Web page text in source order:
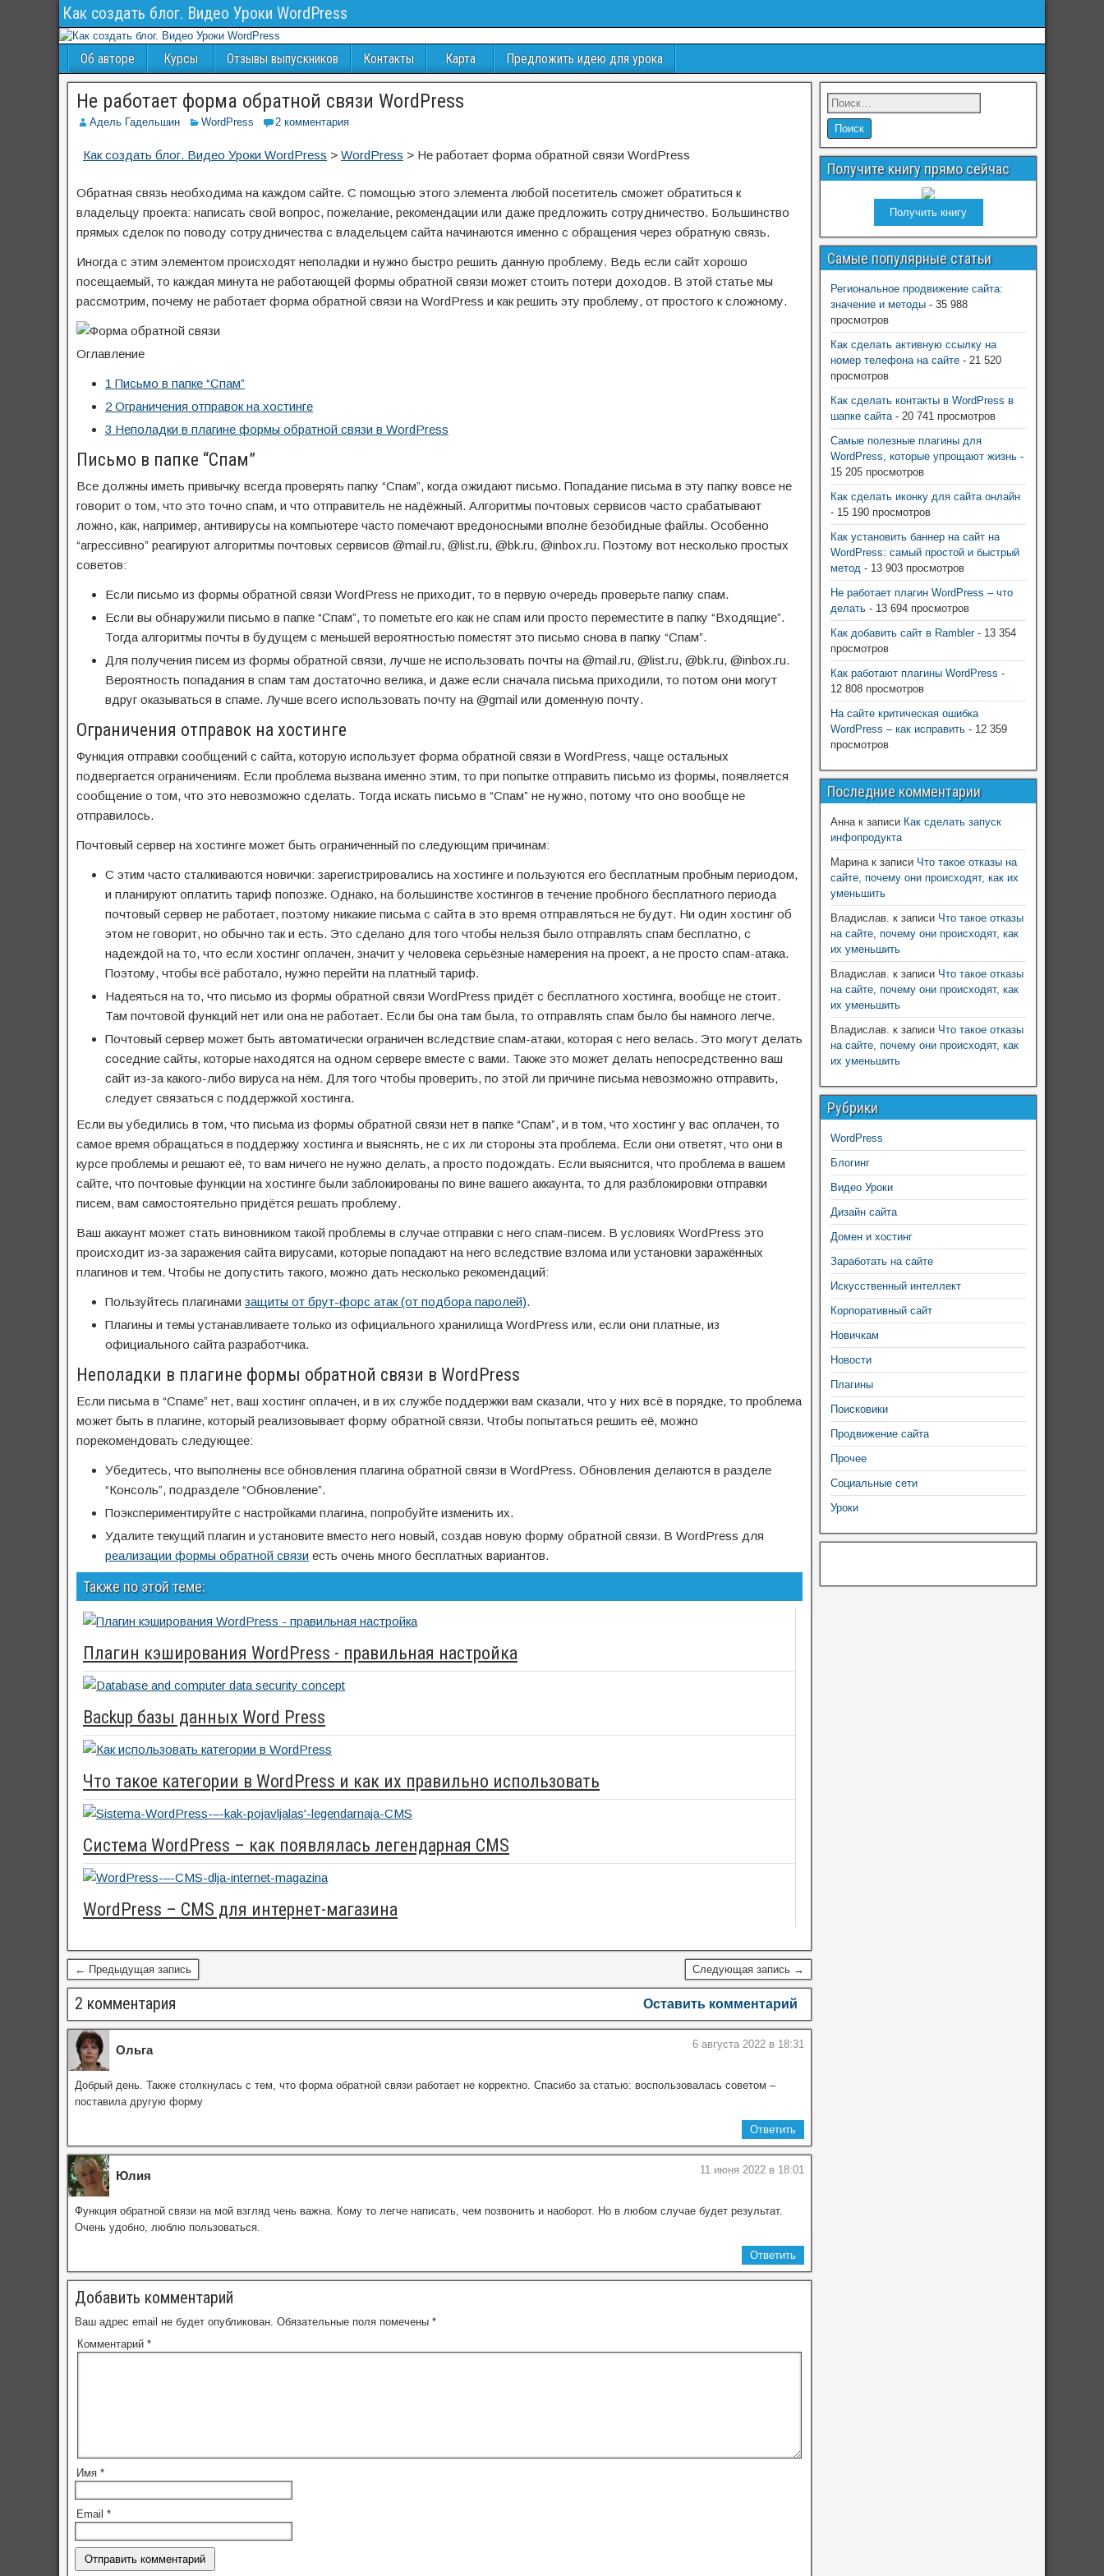
Как создать блог. Видео Уроки WordPress
Об авторе Курсы Отзывы выпускников Контакты Карта Предложить идею для урока
Не работает форма обратной связи WordPress
Адель Гадельшин WordPress 2 комментария
Как создать блог. Видео Уроки WordPress > WordPress > Не работает форма обратной связи WordPress
Обратная связь необходима на каждом сайте. С помощью этого элемента любой посетитель сможет обратиться к
владельцу проекта: написать свой вопрос, пожелание, рекомендации или даже предложить сотрудничество. Большинство
прямых сделок по поводу сотрудничества с владельцем сайта начинаются именно с обращения через обратную связь.
Иногда с этим элементом происходят неполадки и нужно быстро решить данную проблему. Ведь если сайт хорошо
посещаемый, то каждая минута не работающей формы обратной связи может стоить потери доходов. В этой статье мы
рассмотрим, почему не работает форма обратной связи на WordPress и как решить эту проблему, от простого к сложному.
Оглавление
1 Письмо в папке “Спам”
2 Ограничения отправок на хостинге
3 Неполадки в плагине формы обратной связи в WordPress
Письмо в папке “Спам”
Все должны иметь привычку всегда проверять папку “Спам”, когда ожидают письмо. Попадание письма в эту папку вовсе не
говорит о том, что это точно спам, и что отправитель не надёжный. Алгоритмы почтовых сервисов часто срабатывают
ложно, как, например, антивирусы на компьютере часто помечают вредоносными вполне безобидные файлы. Особенно
“агрессивно” реагируют алгоритмы почтовых сервисов @mail.ru, @list.ru, @bk.ru, @inbox.ru. Поэтому вот несколько простых
советов:
Если письмо из формы обратной связи WordPress не приходит, то в первую очередь проверьте папку спам.
Если вы обнаружили письмо в папке “Спам”, то пометьте его как не спам или просто переместите в папку “Входящие”.
Тогда алгоритмы почты в будущем с меньшей вероятностью поместят это письмо снова в папку “Спам”.
Для получения писем из формы обратной связи, лучше не использовать почты на @mail.ru, @list.ru, @bk.ru, @inbox.ru.
Вероятность попадания в спам там достаточно велика, и даже если сначала письма приходили, то потом они могут
вдруг оказываться в спаме. Лучше всего использовать почту на @gmail или доменную почту.
Ограничения отправок на хостинге
Функция отправки сообщений с сайта, которую использует форма обратной связи в WordPress, чаще остальных
подвергается ограничениям. Если проблема вызвана именно этим, то при попытке отправить письмо из формы, появляется
сообщение о том, что это невозможно сделать. Тогда искать письмо в “Спам” не нужно, потому что оно вообще не
отправилось.
Почтовый сервер на хостинге может быть ограниченный по следующим причинам:
С этим часто сталкиваются новички: зарегистрировались на хостинге и пользуются его бесплатным пробным периодом,
и планируют оплатить тариф попозже. Однако, на большинстве хостингов в течение пробного бесплатного периода
почтовый сервер не работает, поэтому никакие письма с сайта в это время отправляться не будут. Ни один хостинг об
этом не говорит, но обычно так и есть. Это сделано для того чтобы нельзя было отправлять спам бесплатно, с
надеждой на то, что если хостинг оплачен, значит у человека серьёзные намерения на проект, а не просто спам-атака.
Поэтому, чтобы всё работало, нужно перейти на платный тариф.
Надеяться на то, что письмо из формы обратной связи WordPress придёт с бесплатного хостинга, вообще не стоит.
Там почтовой функций нет или она не работает. Если бы она там была, то отправлять спам было бы намного легче.
Почтовый сервер может быть автоматически ограничен вследствие спам-атаки, которая с него велась. Это могут делать
соседние сайты, которые находятся на одном сервере вместе с вами. Также это может делать непосредственно ваш
сайт из-за какого-либо вируса на нём. Для того чтобы проверить, по этой ли причине письма невозможно отправить,
следует связаться с поддержкой хостинга.
Если вы убедились в том, что письма из формы обратной связи нет в папке “Спам”, и в том, что хостинг у вас оплачен, то
самое время обращаться в поддержку хостинга и выяснять, не с их ли стороны эта проблема. Если они ответят, что они в
курсе проблемы и решают её, то вам ничего не нужно делать, а просто подождать. Если выяснится, что проблема в вашем
сайте, что почтовые функции на хостинге были заблокированы по вине вашего аккаунта, то для разблокировки отправки
писем, вам самостоятельно придётся решать проблему.
Ваш аккаунт может стать виновником такой проблемы в случае отправки с него спам-писем. В условиях WordPress это
происходит из-за заражения сайта вирусами, которые попадают на него вследствие взлома или установки заражённых
плагинов и тем. Чтобы не допустить такого, можно дать несколько рекомендаций:
Пользуйтесь плагинами защиты от брут-форс атак (от подбора паролей).
Плагины и темы устанавливаете только из официального хранилища WordPress или, если они платные, из
официального сайта разработчика.
Неполадки в плагине формы обратной связи в WordPress
Если письма в “Спаме” нет, ваш хостинг оплачен, и в их службе поддержки вам сказали, что у них всё в порядке, то проблема
может быть в плагине, который реализовывает форму обратной связи. Чтобы попытаться решить её, можно
порекомендовать следующее:
Убедитесь, что выполнены все обновления плагина обратной связи в WordPress. Обновления делаются в разделе
“Консоль”, подразделе “Обновление”.
Поэкспериментируйте с настройками плагина, попробуйте изменить их.
Удалите текущий плагин и установите вместо него новый, создав новую форму обратной связи. В WordPress для
реализации формы обратной связи есть очень много бесплатных вариантов.
Также по этой теме:
Плагин кэширования WordPress - правильная настройка
Backup базы данных Word Press
Что такое категории в WordPress и как их правильно использовать
Система WordPress – как появлялась легендарная CMS
WordPress – CMS для интернет-магазина
← Предыдущая запись Следующая запись →
2 комментария Оставить комментарий
Ольга 6 августа 2022 в 18:31
Добрый день. Также столкнулась с тем, что форма обратной связи работает не корректно. Спасибо за статью: воспользовалась советом –
поставила другую форму
Ответить
Юлия 11 июня 2022 в 18:01
Функция обратной связи на мой взгляд чень важна. Кому то легче написать, чем позвонить и наоборот. Но в любом случае будет результат.
Очень удобно, люблю пользоваться.
Ответить
Добавить комментарий
Ваш адрес email не будет опубликован. Обязательные поля помечены *
Комментарий *
Имя *
Email *
Получите книгу прямо сейчас
Получить книгу
Самые популярные статьи
Региональное продвижение сайта:
значение и методы - 35 988
просмотров
Как сделать активную ссылку на
номер телефона на сайте - 21 520
просмотров
Как сделать контакты в WordPress в
шапке сайта- 20 741 просмотров
Самые полезные плагины для
WordPress, которые упрощают жизнь -
15 205 просмотров
Как сделать иконку для сайта онлайн
- 15 190 просмотров
Как установить баннер на сайт на
WordPress: самый простой и быстрый
метод - 13 903 просмотров
Не работает плагин WordPress – что
делать - 13 694 просмотров
Как добавить сайт в Rambler- 13 354
просмотров
Как работают плагины WordPress -
12 808 просмотров
На сайте критическая ошибка
WordPress – как исправить - 12 359
просмотров
Последние комментарии
Аннак записи Как сделать запуск
инфопродукта
Маринак записи Что такое отказы на
сайте, почему они происходят, как их
уменьшить
Владислав. к записи Что такое отказы
на сайте, почему они происходят, как
их уменьшить
Владислав. к записи Что такое отказы
на сайте, почему они происходят, как
их уменьшить
Владислав. к записи Что такое отказы
на сайте, почему они происходят, как
их уменьшить
Рубрики
WordPress
Блогинг
Видео Уроки
Дизайн сайта
Домен и хостинг
Заработать на сайте
Искусственный интеллект
Корпоративный сайт
Новичкам
Новости
Плагины
Поисковики
Продвижение сайта
Прочее
Социальные сети
Уроки